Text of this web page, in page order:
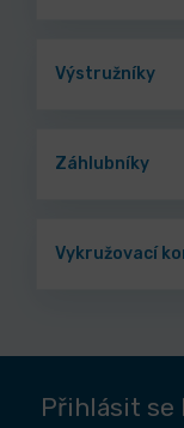
Výstružníky
Záhlubníky
Vykružovací
Přihlásit se